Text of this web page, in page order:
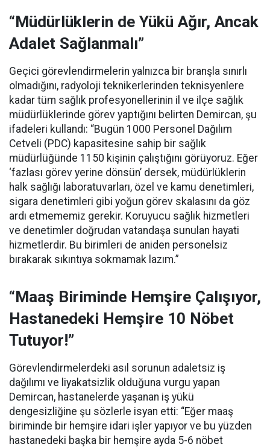
“Müdürlüklerin de Yükü Ağır, Ancak
Adalet Sağlanmalı”
Geçici görevlendirmelerin yalnızca bir branşla sınırlı
olmadığını, radyoloji teknikerlerinden teknisyenlere
kadar tüm sağlık profesyonellerinin il ve ilçe sağlık
müdürlüklerinde görev yaptığını belirten Demircan, şu
ifadeleri kullandı: “Bugün 1000 Personel Dağılım
Cetveli (PDC) kapasitesine sahip bir sağlık
müdürlüğünde 1150 kişinin çalıştığını görüyoruz. Eğer
‘fazlası görev yerine dönsün’ dersek, müdürlüklerin
halk sağlığı laboratuvarları, özel ve kamu denetimleri,
sigara denetimleri gibi yoğun görev skalasını da göz
ardı etmememiz gerekir. Koruyucu sağlık hizmetleri
ve denetimler doğrudan vatandaşa sunulan hayati
hizmetlerdir. Bu birimleri de aniden personelsiz
bırakarak sıkıntıya sokmamak lazım.”
“Maaş Biriminde Hemşire Çalışıyor,
Hastanedeki Hemşire 10 Nöbet
Tutuyor!”
Görevlendirmelerdeki asıl sorunun adaletsiz iş
dağılımı ve liyakatsizlik olduğuna vurgu yapan
Demircan, hastanelerde yaşanan iş yükü
dengesizliğine şu sözlerle isyan etti: “Eğer maaş
biriminde bir hemşire idari işler yapıyor ve bu yüzden
hastanedeki başka bir hemşire ayda 5-6 nöbet